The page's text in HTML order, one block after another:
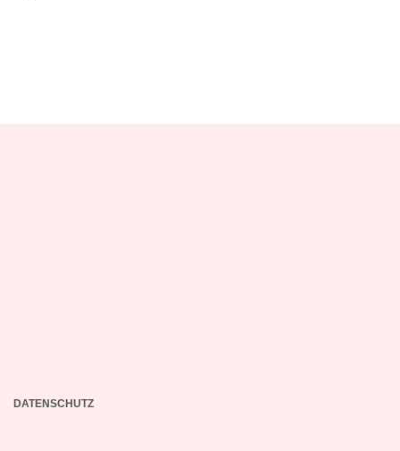
DATENSCHUTZ